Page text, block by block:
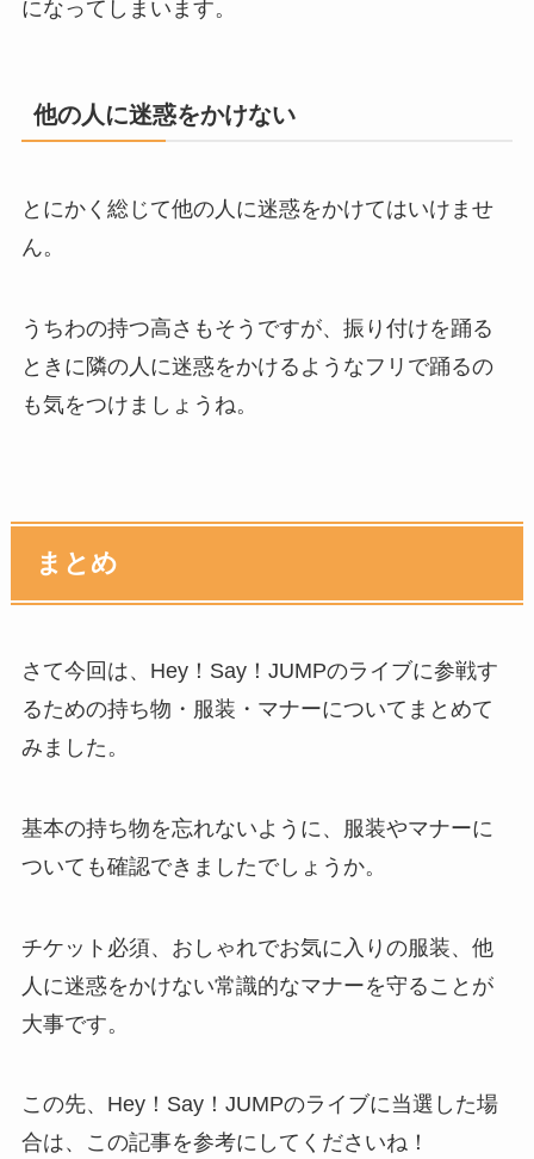
になってしまいます。
他の人に迷惑をかけない
とにかく総じて他の人に迷惑をかけてはいけませ
ん。
うちわの持つ高さもそうですが、振り付けを踊る
ときに隣の人に迷惑をかけるようなフリで踊るの
も気をつけましょうね。
まとめ
さて今回は、Hey！Say！JUMPのライブに参戦す
るための持ち物・服装・マナーについてまとめて
みました。
基本の持ち物を忘れないように、服装やマナーに
ついても確認できましたでしょうか。
チケット必須、おしゃれでお気に入りの服装、他
人に迷惑をかけない常識的なマナーを守ることが
大事です。
この先、Hey！Say！JUMPのライブに当選した場
合は、この記事を参考にしてくださいね！